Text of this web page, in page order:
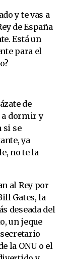
y te vas a
de España
Está un
para el
de
a dormir y
si se
ya
no te la
al Rey por
Gates, la
deseada del
un jeque
la ONU o el